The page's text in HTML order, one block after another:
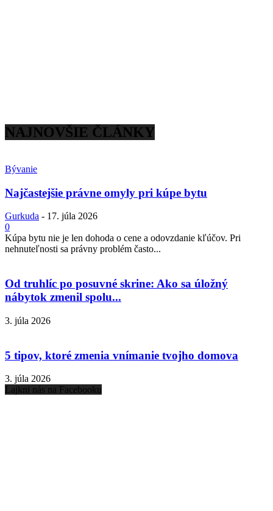
NAJNOVŠIE ČLÁNKY
Bývanie
Najčastejšie právne omyly pri kúpe bytu
Gurkuda - 17. júla 2026
0
Kúpa bytu nie je len dohoda o cene a odovzdanie kľúčov. Pri
nehnuteľnosti sa právny problém často...
Od truhlíc po posuvné skrine: Ako sa úložný
nábytok zmenil spolu...
3. júla 2026
5 tipov, ktoré zmenia vnímanie tvojho domova
3. júla 2026
Lajkni nás na Facebooku